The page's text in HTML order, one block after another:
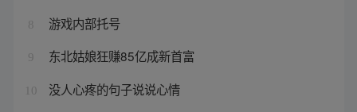
8 游戏内部托号
9 东北姑娘狂赚85亿成新首富
10 没人心疼的句子说说心情